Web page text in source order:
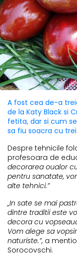
A fost cea de-a
de la Katy Black si
fetita, dar si cum
sa fiu soacra cu trei
Despre tehnicile
profesoara de
decorarea oualor
pentru sanatate,
alte tehnici.”
„In sate se mai
dintre traditii este
decora cu
Vom alege sa
naturiste.”, a
Sorocovschi.